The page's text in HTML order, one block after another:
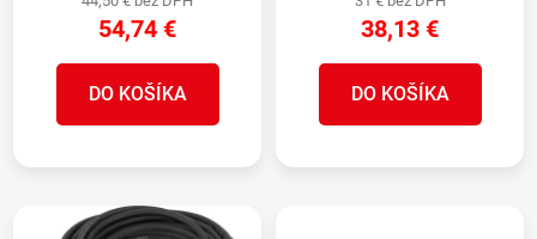
54,74 €
DO KOŠÍKA
38,13 €
DO KOŠÍKA